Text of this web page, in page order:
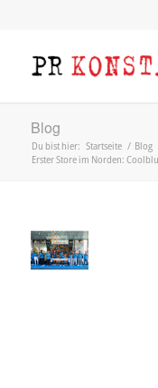
Blog
Du bist hier: Startseite / Blog
Erster Store im Norden: